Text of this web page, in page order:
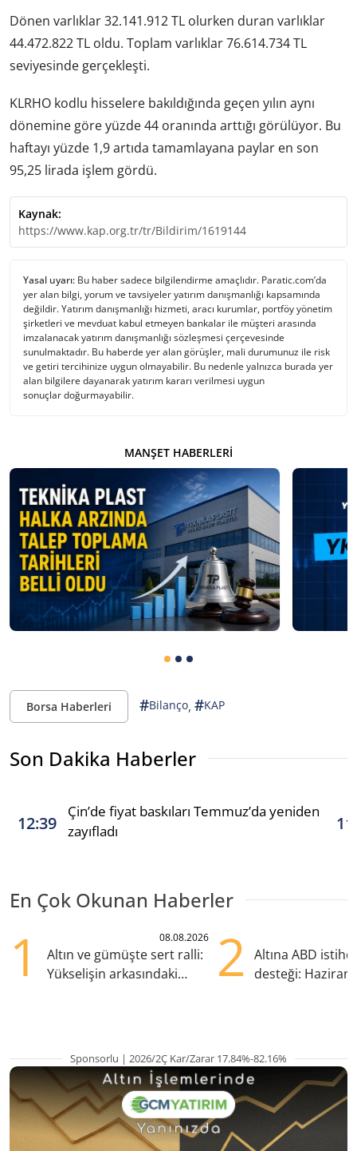
Dönen varlıklar 32.141.912 TL olurken duran varlıklar
44.472.822 TL oldu. Toplam varlıklar 76.614.734 TL
seviyesinde gerçekleşti.
KLRHO kodlu hisselere bakıldığında geçen yılın aynı
dönemine göre yüzde 44 oranında arttığı görülüyor. Bu
haftayı yüzde 1,9 artıda tamamlayana paylar en son
95,25 lirada işlem gördü.
Kaynak:
https://www.kap.org.tr/tr/Bildirim/1619144
Yasal uyarı: Bu haber sadece bilgilendirme amaçlıdır. Paratic.com’da
yer alan bilgi, yorum ve tavsiyeler yatırım danışmanlığı kapsamında
değildir. Yatırım danışmanlığı hizmeti, aracı kurumlar, portföy yönetim
şirketleri ve mevduat kabul etmeyen bankalar ile müşteri arasında
imzalanacak yatırım danışmanlığı sözleşmesi çerçevesinde
sunulmaktadır. Bu haberde yer alan görüşler, mali durumunuz ile risk
ve getiri tercihinize uygun olmayabilir. Bu nedenle yalnızca burada yer
alan bilgilere dayanarak yatırım kararı verilmesi uygun
sonuçlar doğurmayabilir.
MANŞET HABERLERI
Borsa Haberleri #Bilanço, #KAP
Son Dakika Haberler
12:39
Çin’de fiyat baskıları Temmuz’da yeniden
zayıfladı
En Çok Okunan Haberler
1 08.08.2026
Altın ve gümüşte sert ralli:
Yükselişin arkasındaki
2
Altına ABD
desteği:
Sponsorlu | 2026/2Ç Kar/Zarar 17.84%-82.16%